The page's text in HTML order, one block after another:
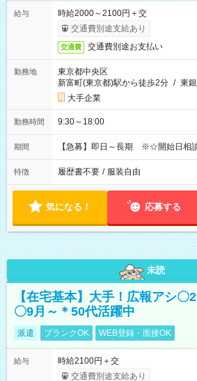
給与
時給2000～2100円＋交
交通費別途支給あり
交通費 交通費別途お支払い
勤務地
東京都中央区
新富町(東京都)駅から徒歩2分 / 東
大手企業
勤務時間 9:30～18:00
期間 【急募】即日～長期 ※☆開始日相
特徴 履歴書不要 / 服装自由
気になる！ 応募する
未読
【在宅基本】大手！広報アシ〇
〇9月～＊50代活躍中
派遣 ブランクOK WEB登録・面接OK
給与
時給2100円＋交
交通費別途支給あり